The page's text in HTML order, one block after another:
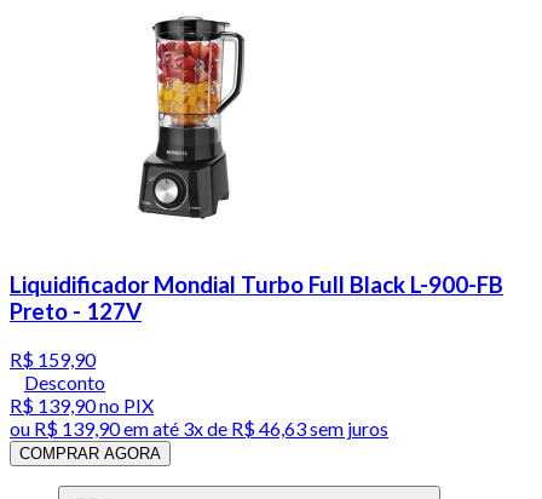
Liquidificador Mondial Turbo Full Black L-900-FB
Preto - 127V
R$ 159,90
Desconto
R$ 139,90no PIX
ou R$ 139,90em até 3x de R$ 46,63 sem juros
COMPRAR AGORA